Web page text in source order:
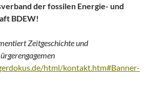
der fossilen Energie- und
BDEW!
Zeitgeschichte und
html/kontakt.htm#Banner-